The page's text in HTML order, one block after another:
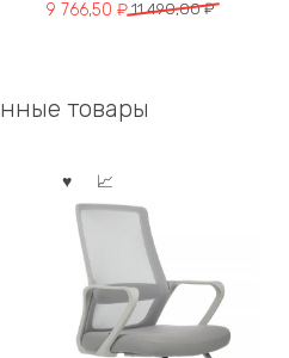
11 490,00₽
Первоначальная
490,00 ₽.
9 766,50 ₽
Текущая
товары